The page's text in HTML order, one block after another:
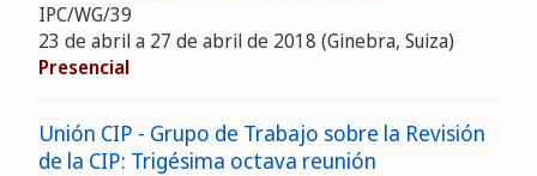
IPC/WG/39
23 de abril a 27 de abril de 2018 (Ginebra, Suiza)
Presencial
Unión CIP - Grupo de Trabajo sobre la Revisión
de la CIP: Trigésima octava reunión